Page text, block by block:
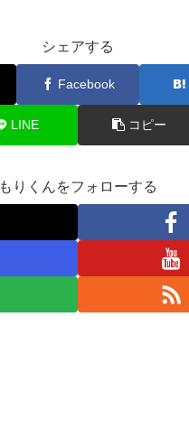
シェアする
Facebook
LINE コピー
もりくんをフォローする